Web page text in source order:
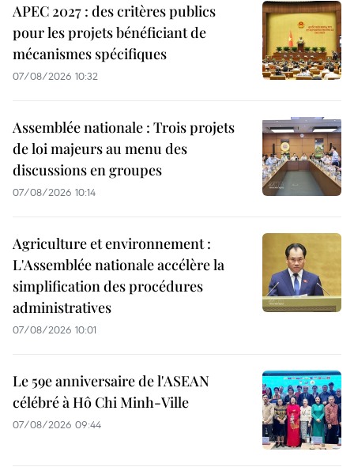
APEC 2027 : des critères publics
pour les projets bénéficiant de
mécanismes spécifiques
07/08/2026 10:32
Assemblée nationale : Trois projets
de loi majeurs au menu des
discussions en groupes
07/08/2026 10:14
Agriculture et environnement :
L'Assemblée nationale accélère la
simplification des procédures
administratives
07/08/2026 10:01
Le 59e anniversaire de l'ASEAN
célébré à Hô Chi Minh-Ville
07/08/2026 09:44